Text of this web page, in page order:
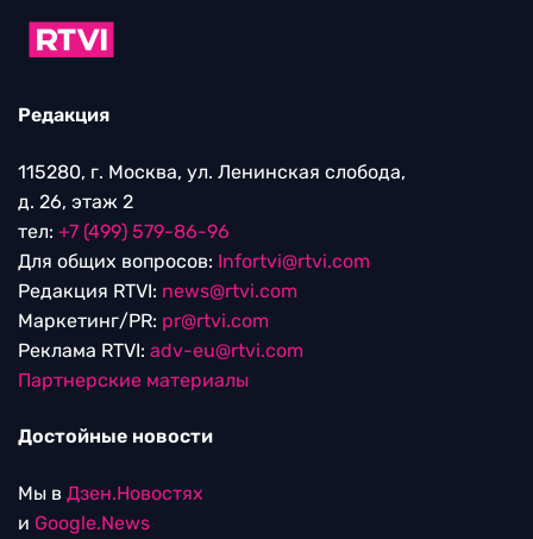
Редакция
115280, г. Москва, ул. Ленинская слобода,
д. 26, этаж 2
тел: +7 (499) 579-86-96
Для общих вопросов: Infortvi@rtvi.com
Редакция RTVI: news@rtvi.com
Маркетинг/PR: pr@rtvi.com
Реклама RTVI: adv-eu@rtvi.com
Партнерские материалы
Достойные новости
Мы в Дзен.Новостях
и Google.News